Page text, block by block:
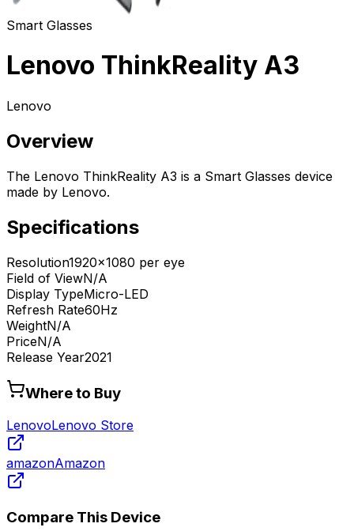
Smart Glasses
Lenovo ThinkReality A3
Lenovo
Overview
The Lenovo ThinkReality A3 is a Smart Glasses device
made by Lenovo.
Specifications
Resolution1920x1080 per eye
Field of ViewN/A
Display TypeMicro-LED
Refresh Rate60Hz
WeightN/A
PriceN/A
Release Year2021
Where to Buy
LenovoLenovo Store
amazonAmazon
Compare This Device